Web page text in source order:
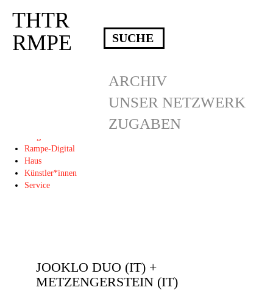
Deprecated : Die Funktion post_permalink ist seit Version 4.4.0 veraltet!
Verwende stattdessen get_permalink(). in
/homepages/10/d43051023/htdocs/wordpress/wp-includes/functions.php
Rampe-Digital
Haus
Künstler*innen
Service
THTR
RMPE
ARCHIV
UNSER NETZWERK
ZUGABEN
JOOKLO DUO (IT) +
METZENGERSTEIN (IT)